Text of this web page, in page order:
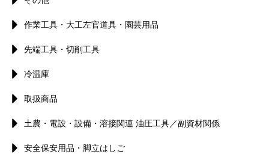
作業工具・大工左官道具・園芸用品
先端工具・切削工具
冷温庫
取扱商品
土農・電設・設備・溶接関連 油圧工具／副資材関係
安全保安用品・脚立はしご